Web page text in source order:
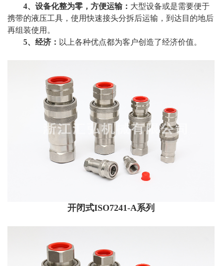
4、设备化整为零，方便运输： 大型设备或是需要便于
携带的液压工具，使用快速接头分拆后运输，到达目的地后
再组装使用。
5、经济： 以上各种优点都为客户创造了经济价值。
开闭式ISO7241-A系列